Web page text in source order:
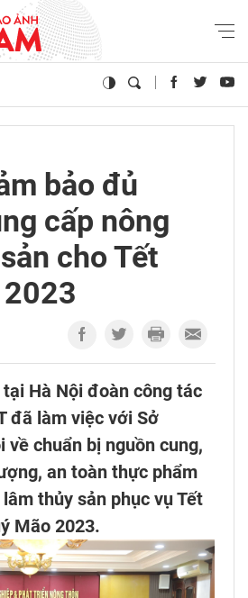
bảo đủ
cấp nông
cho Tết
Hà Nội đoàn công tác
đã làm việc với Sở
về chuẩn bị nguồn cung,
an toàn thực phẩm
thủy sản phục vụ Tết
Mão 2023.